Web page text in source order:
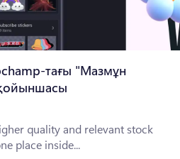
тағы "Мазмұн
quality and relevant stock
place inside...